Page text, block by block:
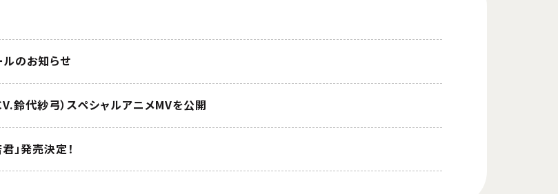
ルのお知らせ
鈴代紗弓）スペシャルアニメMVを公開
」発売決定！